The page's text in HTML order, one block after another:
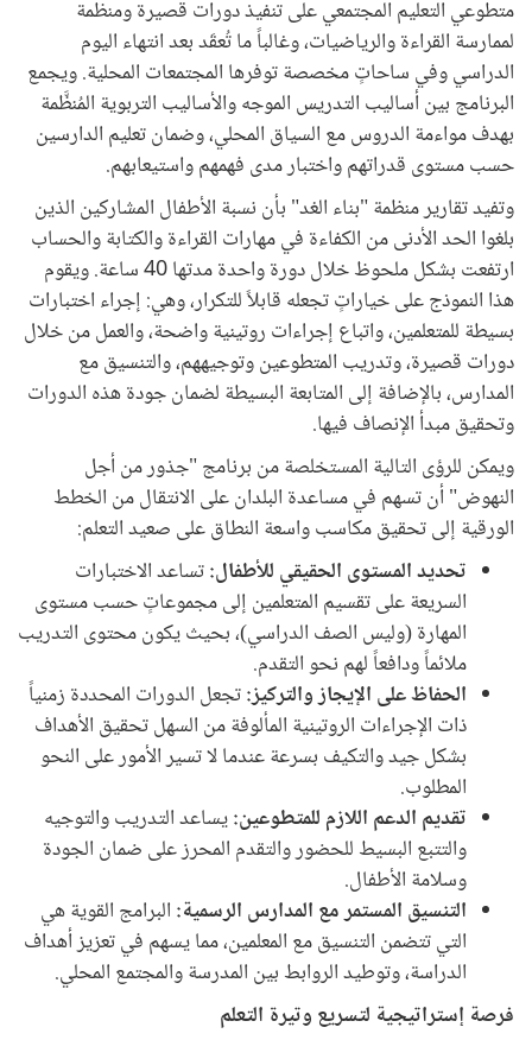
متطوعي التعليم المجتمعي على تنفيذ دورات قصيرة ومنظمة
لممارسة القراءة والرياضيات، وغالباً ما تُعقَد بعد انتهاء اليوم
الدراسي وفي ساحاتٍ مخصصة توفرها المجتمعات المحلية. ويجمع
البرنامج بين أساليب التدريس الموجه والأساليب التربوية المُنظَّمة
بهدف مواءمة الدروس مع السياق المحلي، وضمان تعليم الدارسين
حسب مستوى قدراتهم واختبار مدى فهمهم واستيعابهم.
وتفيد تقارير منظمة "بناء الغد" بأن نسبة الأطفال المشاركين الذين
بلغوا الحد الأدنى من الكفاءة في مهارات القراءة والكتابة والحساب
ارتفعت بشكل ملحوظ خلال دورة واحدة مدتها 40 ساعة. ويقوم
هذا النموذج على خياراتٍ تجعله قابلاً للتكرار، وهي: إجراء اختبارات
بسيطة للمتعلمين، واتباع إجراءات روتينية واضحة، والعمل من خلال
دورات قصيرة، وتدريب المتطوعين وتوجيههم، والتنسيق مع
المدارس، بالإضافة إلى المتابعة البسيطة لضمان جودة هذه الدورات
وتحقيق مبدأ الإنصاف فيها.
ويمكن للرؤى التالية المستخلصة من برنامج "جذور من أجل
النهوض" أن تسهم في مساعدة البلدان على الانتقال من الخطط
الورقية إلى تحقيق مكاسب واسعة النطاق على صعيد التعلم:
تحديد المستوى الحقيقي للأطفال:تساعد الاختبارات
السريعة على تقسيم المتعلمين إلى مجموعاتٍ حسب مستوى
المهارة (وليس الصف الدراسي)، بحيث يكون محتوى التدريب
ملائماً ودافعاً لهم نحو التقدم.
الحفاظ على الإيجاز والتركيز:تجعل الدورات المحددة زمنياً
ذات الإجراءات الروتينية المألوفة من السهل تحقيق الأهداف
بشكل جيد والتكيف بسرعة عندما لا تسير الأمور على النحو
المطلوب.
تقديم الدعم اللازم للمتطوعين:يساعد التدريب والتوجيه
والتتبع البسيط للحضور والتقدم المحرز على ضمان الجودة
وسلامة الأطفال.
التنسيق المستمر مع المدارس الرسمية: البرامج القوية هي
التي تتضمن التنسيق مع المعلمين، مما يسهم في تعزيز أهداف
الدراسة، وتوطيد الروابط بين المدرسة والمجتمع المحلي.
فرصة إستراتيجية لتسريع وتيرة التعلم